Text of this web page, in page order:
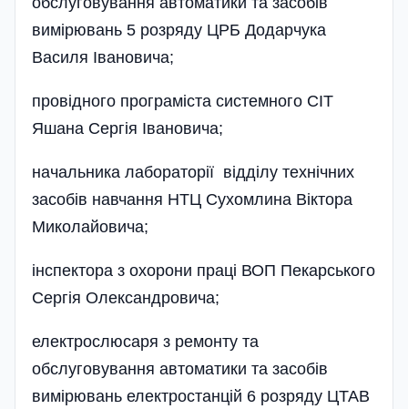
вимірювань 5 розряду ЦРБ Додарчука
Василя Івановича;
провідного програміста системного СІТ
Яшана Сергія Івановича;
начальника лабораторії відділу технічних
засобів навчання НТЦ Сухомлина Віктора
Миколайовича;
інспектора з охорони праці ВОП Пекарського
Сергія Олександровича;
електрослюсаря з ремонту та
обслуговування автоматики та засобів
вимірювань електростанцій 6 розряду ЦТАВ